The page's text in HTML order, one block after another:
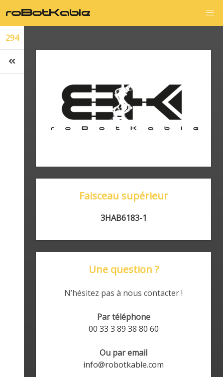
294
Faisceau supérieur
3HAB6183-1
Une question ?
N’hésitez pas à nous contacter !
Par téléphone
00 33 3 89 38 80 60
Ou par email
info@robotkable.com